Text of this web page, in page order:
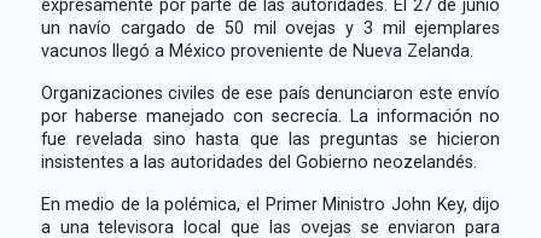
expresamente por parte de las autoridades. El 27 de junio
un navío cargado de 50 mil ovejas y 3 mil ejemplares
vacunos llegó a México proveniente de Nueva Zelanda.
Organizaciones civiles de ese país denunciaron este envío
por haberse manejado con secrecía. La información no
fue revelada sino hasta que las preguntas se hicieron
insistentes a las autoridades del Gobierno neozelandés.
En medio de la polémica, el Primer Ministro John Key, dijo
a una televisora local que las ovejas se enviaron para